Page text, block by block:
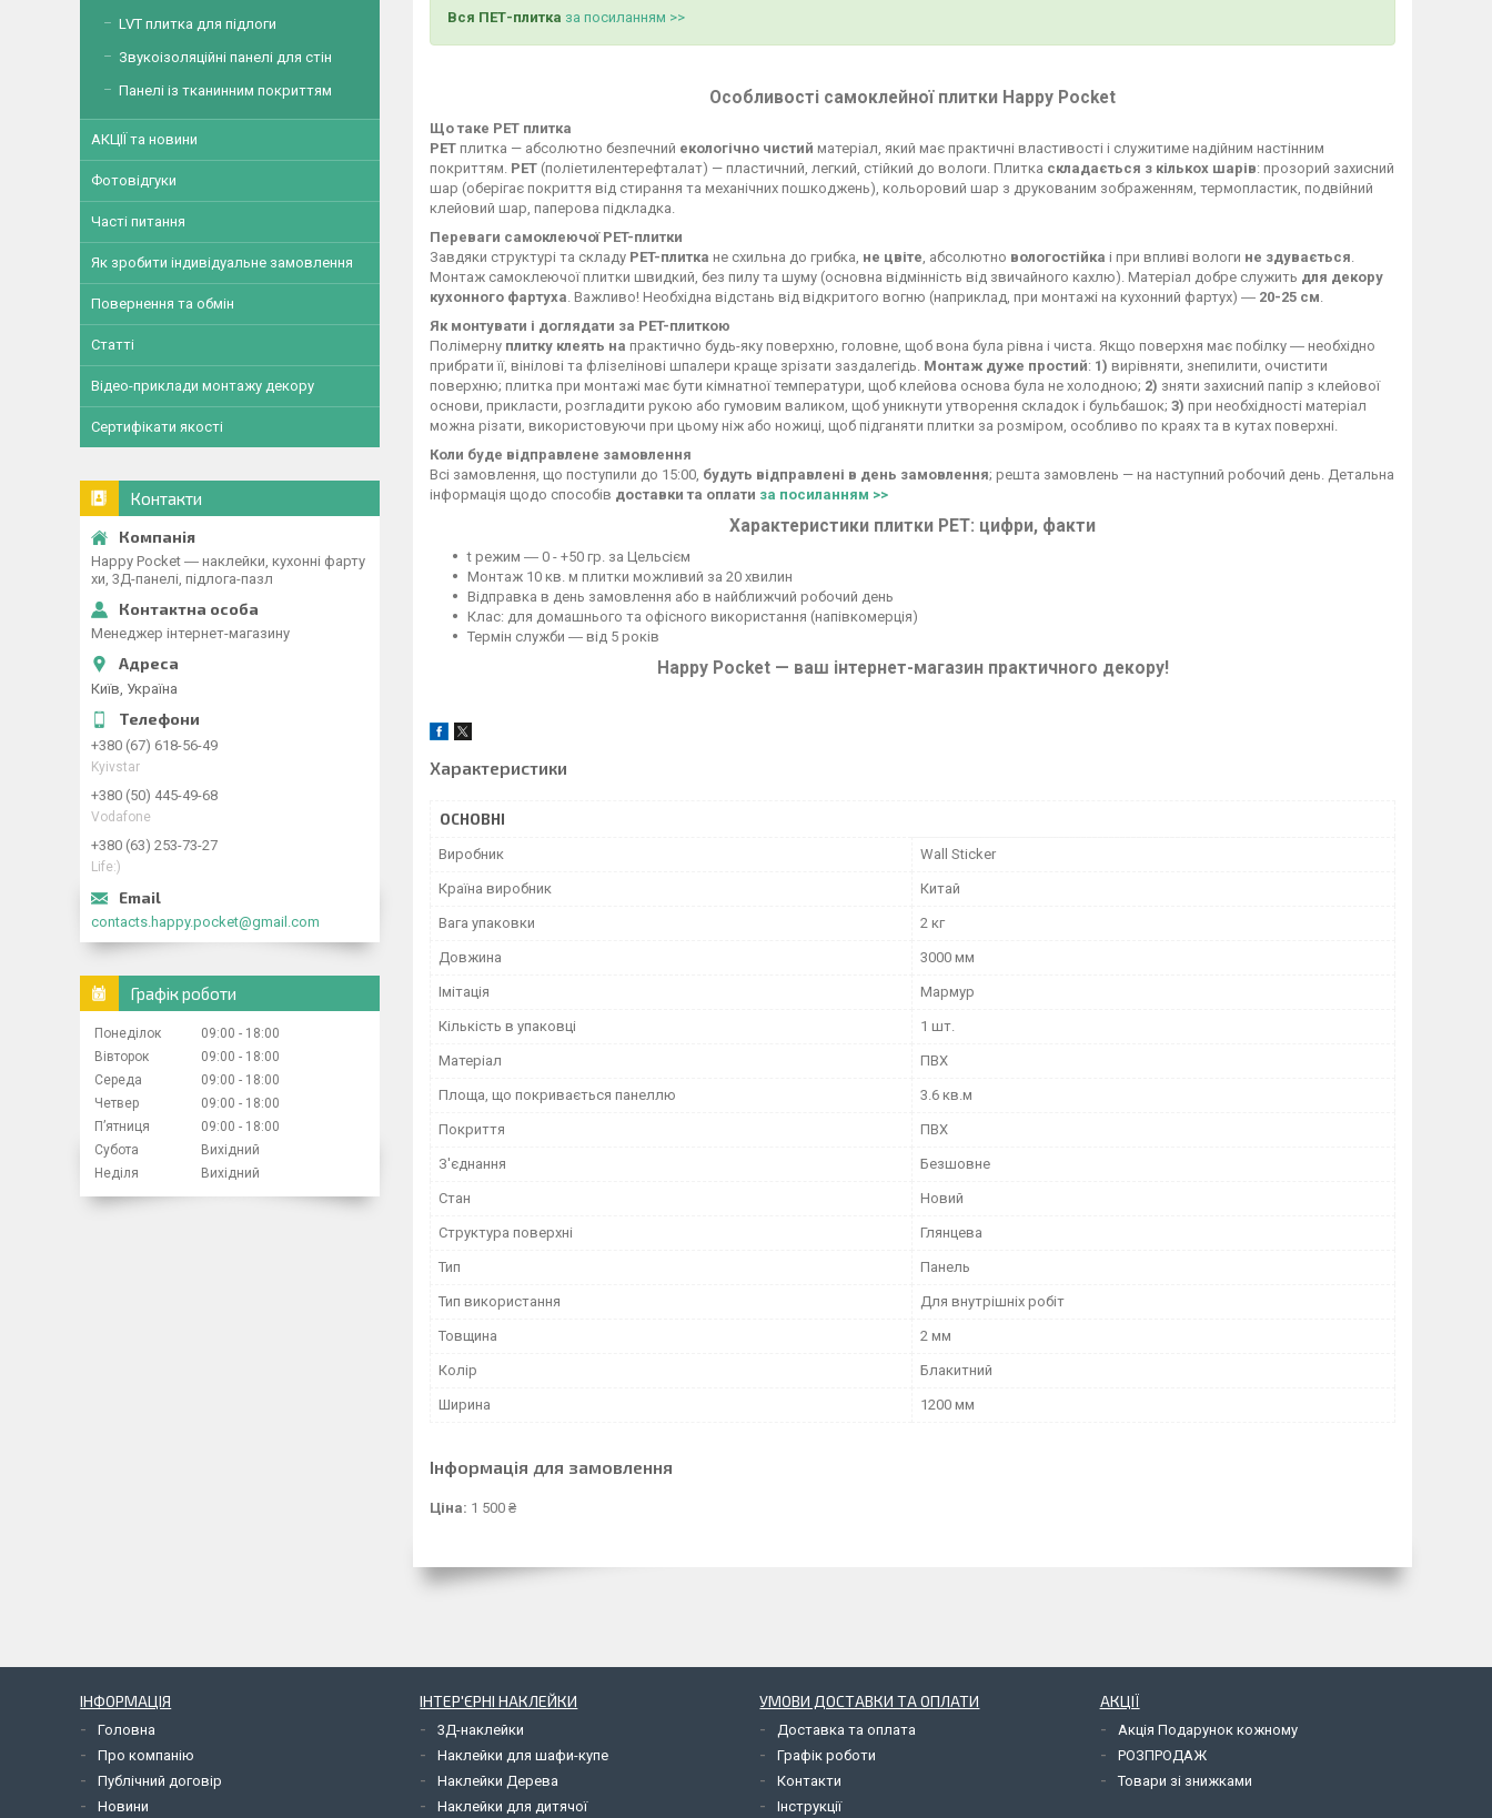
Вся ПЕТ-плитка за посиланням >>
Особливості самоклейної плитки Happy Pocket
Що таке PET плитка
PET плитка — абсолютно безпечний екологічно чистий матеріал, який має практичні властивості і служитиме надійним настінним
покриттям. PET (поліетилентерефталат) — пластичний, легкий, стійкий до вологи. Плитка складається з кількох шарів: прозорий захисний
шар (оберігає покриття від стирання та механічних пошкоджень), кольоровий шар з друкованим зображенням, термопластик, подвійний
клейовий шар, паперова підкладка.
Переваги самоклеючої PET-плитки
Завдяки структурі та складу PET-плитка не схильна до грибка, не цвіте , абсолютно вологостійка і при впливі вологи не здувається
Монтаж самоклеючої плитки швидкий, без пилу та шуму (основна відмінність від звичайного кахлю). Матеріал добре служить для декору
кухонного фартуха . Важливо! Необхідна відстань від відкритого вогню (наприклад, при монтажі на кухонний фартух) ― 20-25 см
Як монтувати і доглядати за PET-плиткою
Полімерну плитку клеять на практично будь-яку поверхню, головне, щоб вона була рівна і чиста. Якщо поверхня має побілку ― необхідно
прибрати її, вінілові та флізелінові шпалери краще зрізати заздалегідь. Монтаж дуже простий: 1) вирівняти, знепилити, очистити
поверхню; плитка при монтажі має бути кімнатної температури, щоб клейова основа була не холодною; 2) зняти захисний папір з клейової
основи, прикласти, розгладити рукою або гумовим валиком, щоб уникнути утворення складок і бульбашок; 3) при необхідності матеріал
можна різати, використовуючи при цьому ніж або ножиці, щоб підганяти плитки за розміром, особливо по краях та в кутах поверхні.
Коли буде відправлене замовлення
Всі замовлення, що поступили до 15:00, будуть відправлені в день замовлення; решта замовлень — на наступний робочий день. Детальна
інформація щодо способів доставки та оплати за посиланням >>
Характеристики плитки PET: цифри, факти
t режим ― 0 - +50 гр. за Цельсієм
Монтаж 10 кв. м плитки можливий за 20 хвилин
Відправка в день замовлення або в найближчий робочий день
Клас: для домашнього та офісного використання (напівкомерція)
Термін служби ― від 5 років
Happy Pocket — ваш інтернет-магазин практичного декору!
Характеристики
ОСНОВНІ
Виробник Wall Sticker
Країна виробник Китай
Вага упаковки 2 кг
Довжина 3000 мм
Імітація Мармур
Кількість в упаковці 1 шт.
Матеріал ПВХ
Площа, що покривається панеллю 3.6 кв.м
Покриття ПВХ
З'єднання Безшовне
Стан Новий
Структура поверхні Глянцева
Тип Панель
Тип використання Для внутрішніх робіт
Товщина 2 мм
Колір Блакитний
Ширина 1200 мм
Інформація для замовлення
Ціна: 1 500 ₴
LVT плитка для підлоги
Звукоізоляційні панелі для стін
Панелі із тканинним покриттям
АКЦІЇ та новини
Фотовідгуки
Часті питання
Як зробити індивідуальне замовлення
Повернення та обмін
Статті
Відео-приклади монтажу декору
Сертифікати якості
Контакти
Happy Pocket ― наклейки, кухонні фарту
хи, 3Д-панелі, підлога-пазл
Менеджер інтернет-магазину
Київ, Україна
+380 (67) 618-56-49
Kyivstar
+380 (50) 445-49-68
Vodafone
+380 (63) 253-73-27
Life:)
contacts.happy.pocket@gmail.com
Графік роботи
Понеділок 09:00
18:00
Вівторок
09:00
18:00
Середа
09:00
18:00
Четвер
09:00
18:00
Пʼятниця
09:00
18:00
Субота
Вихідний
Неділя
Вихідний
ІНФОРМАЦІЯ
Головна
Про компанію
Публічний договір
Новини
ІНТЕР'ЄРНІ НАКЛЕЙКИ
3Д-наклейки
Наклейки для шафи-купе
Наклейки Дерева
Наклейки для дитячої
УМОВИ ДОСТАВКИ ТА ОПЛАТИ
Доставка та оплата
Графік роботи
Контакти
Інструкції
АКЦІЇ
Акція Подарунок кожному
РОЗПРОДАЖ
Товари зі знижками